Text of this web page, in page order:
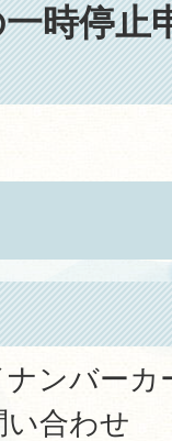
時停止
ンバーカ
い合わせ